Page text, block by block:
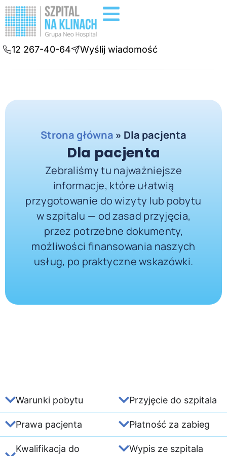
12 267-40-64 Wyślij wiadomość
Strona główna » Dla pacjenta
Dla pacjenta
Zebraliśmy tu najważniejsze
informacje, które ułatwią
przygotowanie do wizyty lub pobytu
w szpitalu — od zasad przyjęcia,
przez potrzebne dokumenty,
możliwości finansowania naszych
usług, po praktyczne wskazówki.
Warunki pobytu
Prawa pacjenta
Kwalifikacja do
Przyjęcie do szpitala
Płatność za zabieg
Wypis ze szpitala